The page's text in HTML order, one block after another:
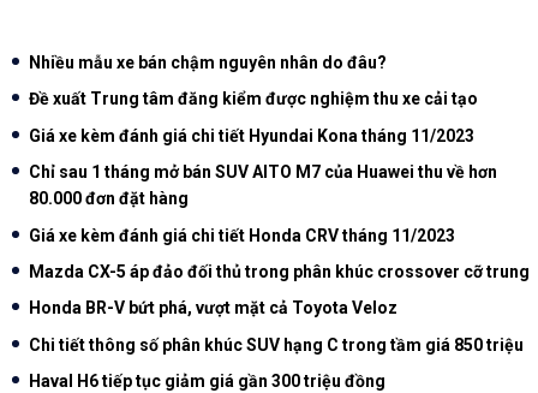
Nhiều mẫu xe bán chậm nguyên nhân do đâu?
Đề xuất Trung tâm đăng kiểm được nghiệm thu xe cải tạo
Giá xe kèm đánh giá chi tiết Hyundai Kona tháng 11/2023
Chỉ sau 1 tháng mở bán SUV AITO M7 của Huawei thu về hơn
80.000 đơn đặt hàng
Giá xe kèm đánh giá chi tiết Honda CRV tháng 11/2023
Mazda CX-5 áp đảo đối thủ trong phân khúc crossover cỡ trung
Honda BR-V bứt phá, vượt mặt cả Toyota Veloz
Chi tiết thông số phân khúc SUV hạng C trong tầm giá 850 triệu
Haval H6 tiếp tục giảm giá gần 300 triệu đồng